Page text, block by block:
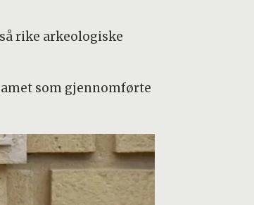
rike arkeologiske
som gjennomførte